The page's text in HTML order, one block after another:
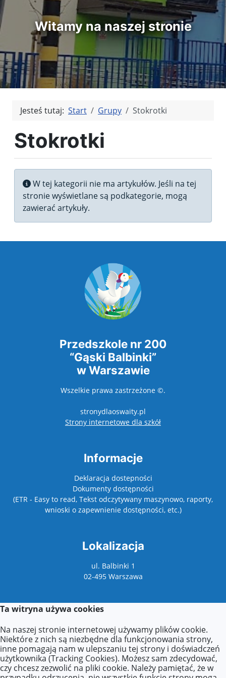
Witamy na naszej stronie
Jesteś tutaj: Start Grupy Stokrotki
Stokrotki
Informacja
W tej kategorii nie ma artykułów. Jeśli na tej
stronie wyświetlane są podkategorie, mogą
zawierać artykuły.
Przedszkole nr 200
“Gąski Balbinki”
w Warszawie
Wszelkie prawa zastrzeżone ©.
stronydlaoswaity.pl
Strony internetowe dla szkółotwiera się w
Informacje
Deklaracja dostepności
Dokumenty dostępności
(ETR - Easy to read, Tekst odczytywany maszynowo, raporty,
wnioski o zapewnienie dostępności, etc.)
Lokalizacja
ul. Balbinki 1
02-495 Warszawa
Kontakt
Kontakt z sekretariatem:
poniedziałek: 9:00–17:00
wtorek–piątek: 8:00–16:00
Agnieszka Zdzieborska
Ta witryna używa cookies
Na naszej stronie internetowej używamy plików cookie.
Niektóre z nich są niezbędne dla funkcjonowania strony,
inne pomagają nam w ulepszaniu tej strony i doświadczeń
użytkownika (Tracking Cookies). Możesz sam zdecydować,
czy chcesz zezwolić na pliki cookie. Należy pamiętać, że w